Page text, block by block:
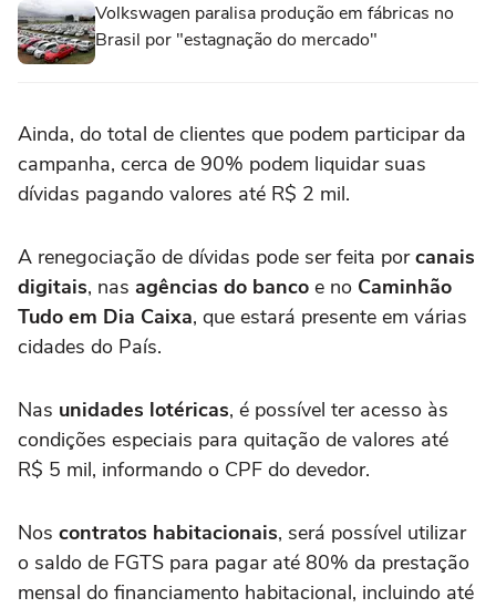
Volkswagen paralisa produção em fábricas no
Brasil por "estagnação do mercado"
Ainda, do total de clientes que podem participar da
campanha, cerca de 90% podem liquidar suas
dívidas pagando valores até R$ 2 mil.
A renegociação de dívidas pode ser feita porcanais
digitais, nas agências do banco e no Caminhão
Tudo em Dia Caixa, que estará presente em várias
cidades do País.
Nas unidades lotéricas, é possível ter acesso às
condições especiais para quitação de valores até
R$ 5 mil, informando o CPF do devedor.
Nos contratos habitacionais, será possível utilizar
o saldo de FGTS para pagar até 80% da prestação
mensal do financiamento habitacional, incluindo até